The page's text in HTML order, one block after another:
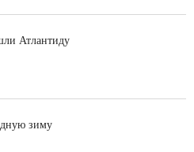
Атлантиду
зиму